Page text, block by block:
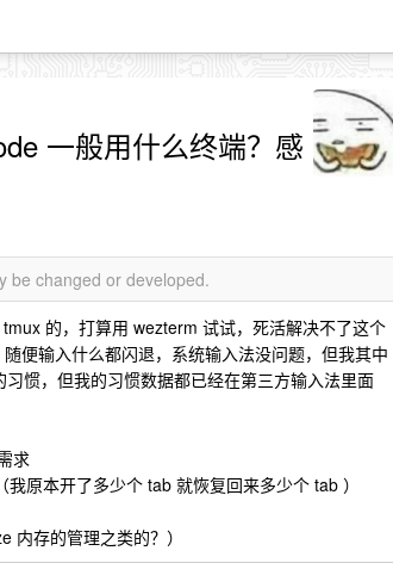
一般用什么终端？感
be changed or developed.
的，打算用 wezterm 试试，死活解决不了这个
便输入什么都闪退，系统输入法没问题，但我其中
惯，但我的习惯数据都已经在第三方输入法里面
求
原本开了多少个 tab 就恢复回来多少个 tab ）
内存的管理之类的？）